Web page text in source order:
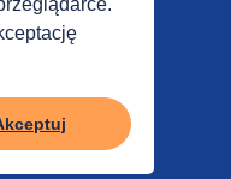
Avalon